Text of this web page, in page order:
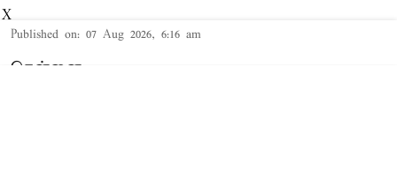
Published on: 07 Aug 2026, 6:16 am
சென்னை,
X